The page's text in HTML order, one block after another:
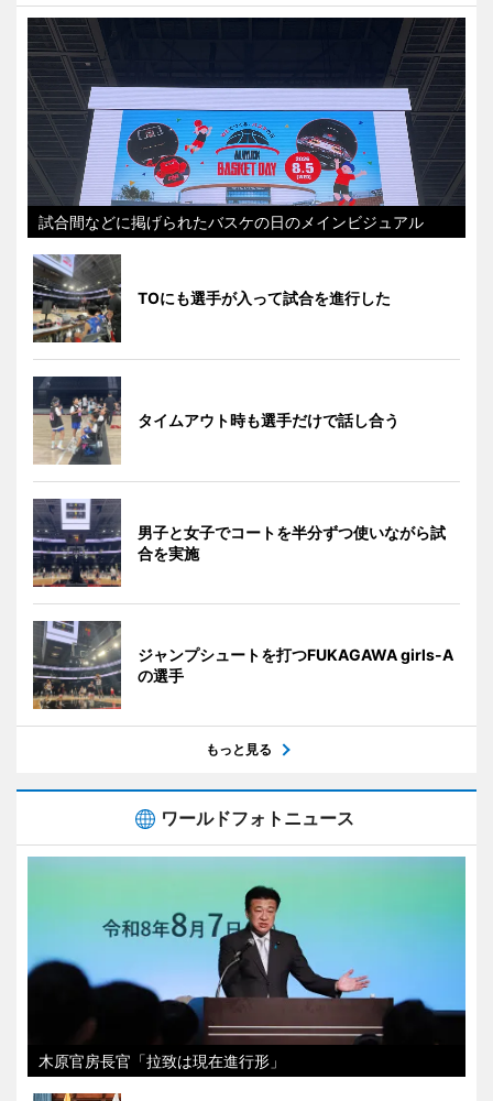
試合間などに掲げられたバスケの日のメインビジュアル
TOにも選手が入って試合を進行した
タイムアウト時も選手だけで話し合う
男子と女子でコートを半分ずつ使いながら試
合を実施
ジャンプシュートを打つFUKAGAWA girls-A
の選手
もっと見る
ワールドフォトニュース
木原官房長官「拉致は現在進行形」